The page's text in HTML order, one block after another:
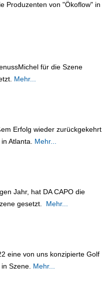
Produzenten von "Ökoflow" in
für die Szene
Mehr...
Erfolg wieder zurückgekehrt.
Atlanta. Mehr...
Jahr, hat DA CAPO die
gesetzt. Mehr...
eine von uns konzipierte Golf
Szene. Mehr...